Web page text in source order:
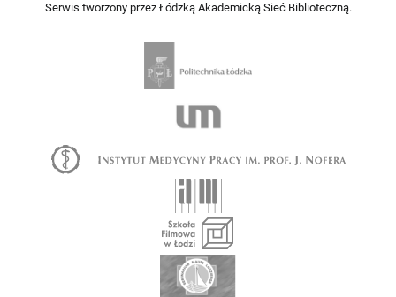
Serwis tworzony przez Łódzką Akademicką Sieć Biblioteczną.